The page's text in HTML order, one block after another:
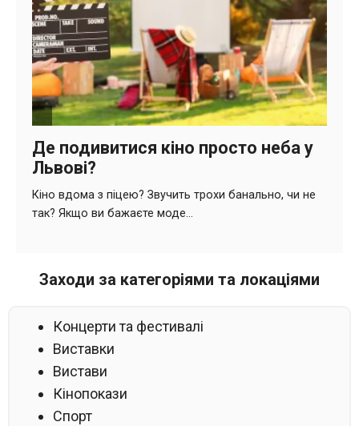
Заходи за категоріями та локаціями
Концерти та фестивалі
Виставки
Вистави
Кінопокази
Спорт